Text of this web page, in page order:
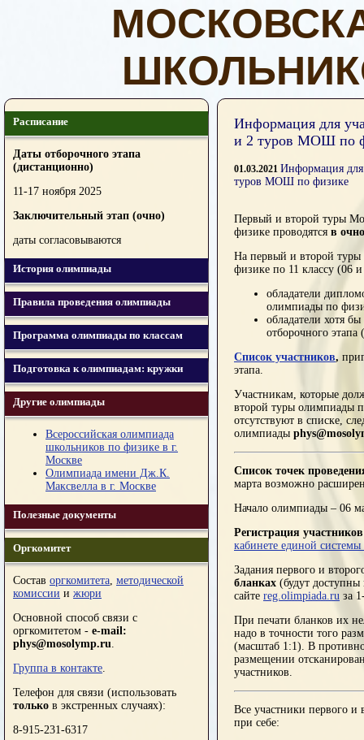
Расписание
Даты отборочного этапа
(дистанционно)
11-17 ноября 2025
Заключительный этап (очно)
даты согласовываются
История олимпиады
Правила проведения олимпиады
Программа олимпиады по классам
Подготовка к олимпиадам: кружки
Другие олимпиады
Всероссийская олимпиада
школьников по физике в г.
Москве
Олимпиада имени Дж.К.
Максвелла в г. Москве
Полезные документы
Оргкомитет
Состав оргкомитета, методической
комиссии и жюри
Основной способ связи с
оргкомитетом - e-mail:
phys@mosolymp.ru.
Группа в контакте.
Телефон для связи (использовать
только в экстренных случаях):
8-915-231-6317
Информация для
и 2 туров МОШ по
01.03.2021 Информация для
туров МОШ по физике
Первый и второй туры
физике проводятся в
На первый и второй
физике по 11 классу (06
обладатели
олимпиады по
обладатели хотя
отборочного
Список участников,
этапа.
Участникам, которые
второй туры олимпиады
отсутствуют в списке,
олимпиады
Список точек
марта возможно
Начало олимпиады – 06
Регистрация участников
кабинете единой системы
Задания первого и
бланках (будут
сайте reg.olimpiada.ru за
При печати бланков их
надо в точности того
(масштаб 1:1). В
размещении
участников.
Все участники первого
при себе: